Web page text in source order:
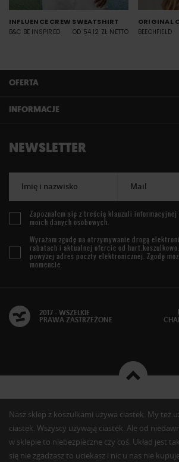
INFLUENCE CREW SWEATSHIRT
B&C BE INSPIRED OD 54.12 ZŁ NETTO
ORIGINAL
BEECHFIELD
OFERTA
INFORMACJE
NEWSLETTER
Imię i nazwisko Mail
Zapoznałem się z treścią klauzuli informacyjnej
moich danych osobowych.
Wyrażam zgodę na otrzymywanie drogą
rabatach i aktualnej ofercie od
powyżej adres poczty elektronicznej. Zgodę
momencie.
2017 - WSZELKIE
PRAWA ZASTRZEŻONE
Nasz sklep z koszulkami używa ciastek. My też
ciastek. Wszyscy używają ciastek. Ale od
w sklepie to niebezpieczne czy coś. Układ jest
się nie zgadzasz to uciekasz i nic u nas nie